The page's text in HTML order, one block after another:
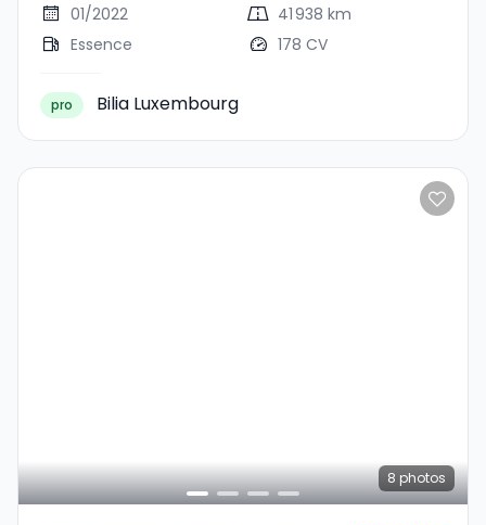
01/2022
41 938 km
Essence
178 CV
pro Bilia Luxembourg
8 photos